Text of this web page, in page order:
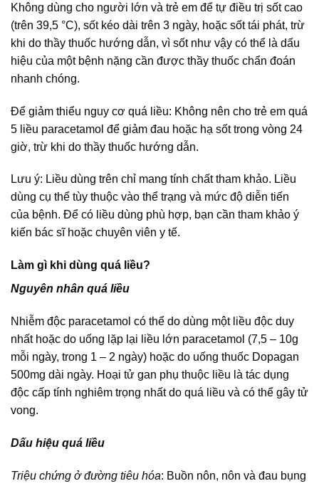
Không dùng cho người lớn và trẻ em để tự điều trị sốt cao
(trên 39,5 °C), sốt kéo dài trên 3 ngày, hoặc sốt tái phát, trừ
khi do thầy thuốc hướng dẫn, vì sốt như vậy có thể là dấu
hiệu của một bệnh nặng cần được thầy thuốc chẩn đoán
nhanh chóng.
Để giảm thiểu nguy cơ quá liều: Không nên cho trẻ em quá
5 liều paracetamol để giảm đau hoặc hạ sốt trong vòng 24
giờ, trừ khi do thầy thuốc hướng dẫn.
Lưu ý: Liều dùng trên chỉ mang tính chất tham khảo. Liều
dùng cụ thể tùy thuộc vào thể trạng và mức độ diễn tiến
của bệnh. Để có liều dùng phù hợp, bạn cần tham khảo ý
kiến bác sĩ hoặc chuyên viên y tế.
Làm gì khi dùng quá liều?
Nguyên nhân quá liều
Nhiễm độc paracetamol có thể do dùng một liều độc duy
nhất hoặc do uống lặp lại liều lớn paracetamol (7,5 – 10g
mỗi ngày, trong 1 – 2 ngày) hoặc do uống thuốc Dopagan
500mg dài ngày. Hoại tử gan phụ thuộc liều là tác dụng
độc cấp tính nghiêm trọng nhất do quá liều và có thể gây tử
vong.
Dấu hiệu quá liều
Triệu chứng ở đường tiêu hóa: Buồn nôn, nôn và đau bụng